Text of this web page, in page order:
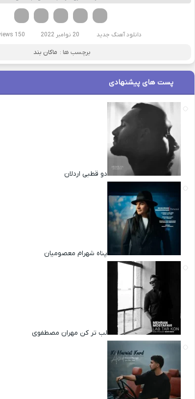
لینکدین تویتر
فیسوک
دانلود آهنگ جدید 20 نوامبر 2022 150 views
برچسب ها : ماکان بند
پست های پیشنهادی
دو قطبی اردلان
پناه شهرام معصومیان
لب تر کن مهران مصطفوی